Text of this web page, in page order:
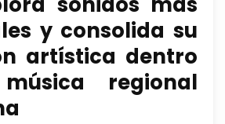
y consolida su
artística dentro
regional